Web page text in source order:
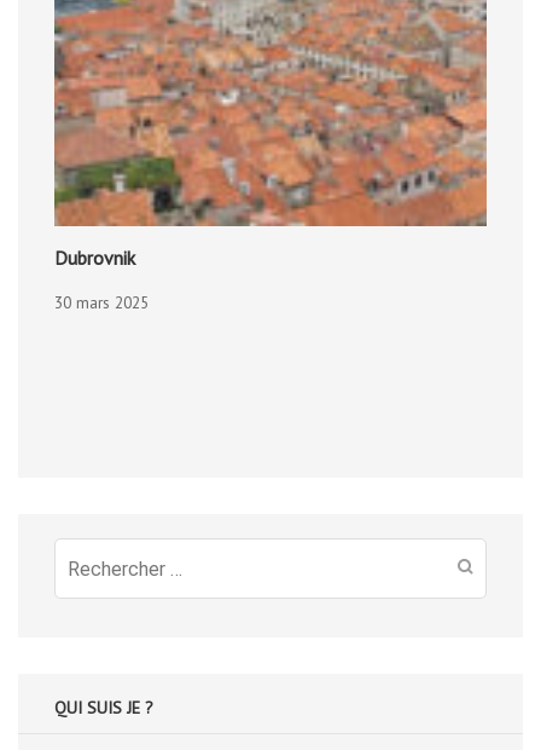
Dubrovnik
30 mars 2025
Recherche
pour
QUI SUIS JE ?